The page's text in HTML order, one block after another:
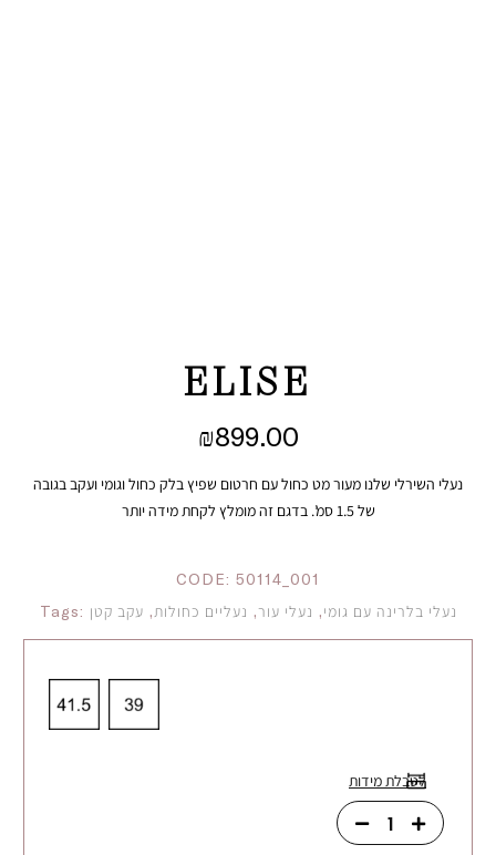
ELISE
₪899.00
נעלי השירלי שלנו מעור מט כחול עם חרטום שפיץ בלק כחול וגומי ועקב בגובה
של 1.5 סמ’. בדגם זה מומלץ לקחת מידה יותר
CODE: 50114_001
Tags:
נעלי בלרינה עם גומי, נעלי עור, נעליים כחולות, עקב קטן
לטבלת מידות